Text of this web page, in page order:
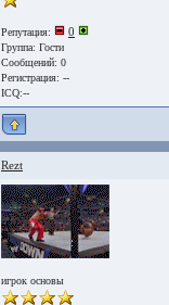
Репутация: 0
Группа: Гости
Сообщений: 0
Регистрация: --
ICQ:--
Rezt
игрок основы